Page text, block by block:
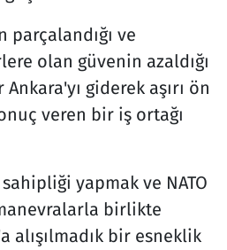
parçalandığı ve
olan güvenin azaldığı
giderek aşırı ön
veren bir iş ortağı
yapmak ve NATO
birlikte
alışılmadık bir esneklik